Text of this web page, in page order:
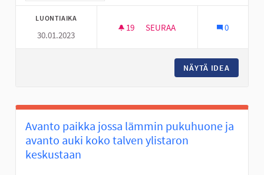
LUONTIAIKA
30.01.2023
19 19 SEURAAJAA
SEURAA 0
NÄYTÄ IDEA
Avanto paikka jossa lämmin pukuhuone ja
avanto auki koko talven ylistaron
keskustaan